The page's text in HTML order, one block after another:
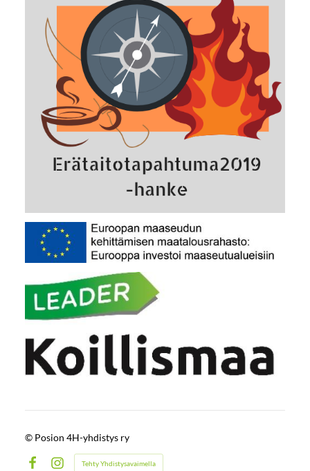
© Posion 4H-yhdistys ry
Tehty Yhdistysavaimella